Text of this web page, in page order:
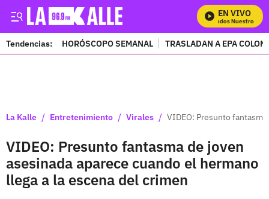
EN VIVO
Mira Todos Nuestros
Tendencias: HORÓSCOPO SEMANAL TRASLADAN A EPA
La Kalle / Entretenimiento / Virales / VIDEO: Presunto
VIDEO: Presunto fantasma de joven
asesinada aparece cuando el hermano
llega a la escena del crimen